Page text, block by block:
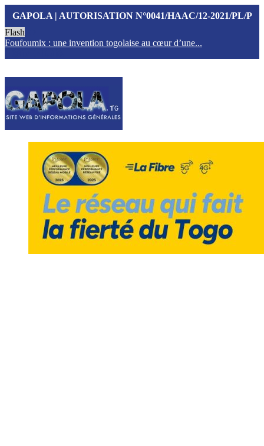
GAPOLA | AUTORISATION N°0041/HAAC/12-2021/PL/P
Flash
Foufoumix : une invention togolaise au cœur d’une...